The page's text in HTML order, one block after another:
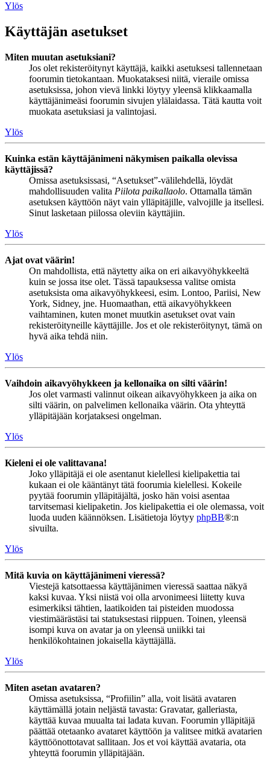
Ylös
Käyttäjän asetukset
Miten muutan asetuksiani?
Jos olet rekisteröitynyt käyttäjä, kaikki asetuksesi tallennetaan
foorumin tietokantaan. Muokataksesi niitä, vieraile omissa
asetuksissa, johon vievä linkki löytyy yleensä klikkaamalla
käyttäjänimeäsi foorumin sivujen ylälaidassa. Tätä kautta voit
muokata asetuksiasi ja valintojasi.
Ylös
Kuinka estän käyttäjänimeni näkymisen paikalla olevissa
käyttäjissä?
Omissa asetuksissasi, “Asetukset”-välilehdellä, löydät
mahdollisuuden valita Piilota paikallaolo. Ottamalla tämän
asetuksen käyttöön näyt vain ylläpitäjille, valvojille ja itsellesi.
Sinut lasketaan piilossa oleviin käyttäjiin.
Ylös
Ajat ovat väärin!
On mahdollista, että näytetty aika on eri aikavyöhykkeeltä
kuin se jossa itse olet. Tässä tapauksessa valitse omista
asetuksista oma aikavyöhykkeesi, esim. Lontoo, Pariisi, New
York, Sidney, jne. Huomaathan, että aikavyöhykkeen
vaihtaminen, kuten monet muutkin asetukset ovat vain
rekisteröityneille käyttäjille. Jos et ole rekisteröitynyt, tämä on
hyvä aika tehdä niin.
Ylös
Vaihdoin aikavyöhykkeen ja kellonaika on silti väärin!
Jos olet varmasti valinnut oikean aikavyöhykkeen ja aika on
silti väärin, on palvelimen kellonaika väärin. Ota yhteyttä
ylläpitäjään korjataksesi ongelman.
Ylös
Kieleni ei ole valittavana!
Joko ylläpitäjä ei ole asentanut kielellesi kielipakettia tai
kukaan ei ole kääntänyt tätä foorumia kielellesi. Kokeile
pyytää foorumin ylläpitäjältä, josko hän voisi asentaa
tarvitsemasi kielipaketin. Jos kielipakettia ei ole olemassa, voit
luoda uuden käännöksen. Lisätietoja löytyy phpBB®:n
sivuilta.
Ylös
Mitä kuvia on käyttäjänimeni vieressä?
Viestejä katsottaessa käyttäjänimen vieressä saattaa näkyä
kaksi kuvaa. Yksi niistä voi olla arvonimeesi liitetty kuva
esimerkiksi tähtien, laatikoiden tai pisteiden muodossa
viestimäärästäsi tai statuksestasi riippuen. Toinen, yleensä
isompi kuva on avatar ja on yleensä uniikki tai
henkilökohtainen jokaisella käyttäjällä.
Ylös
Miten asetan avataren?
Omissa asetuksissa, “Profiilin” alla, voit lisätä avataren
käyttämällä jotain neljästä tavasta: Gravatar, galleriasta,
käyttää kuvaa muualta tai ladata kuvan. Foorumin ylläpitäjä
päättää otetaanko avataret käyttöön ja valitsee mitkä avatarien
käyttöönottotavat sallitaan. Jos et voi käyttää avataria, ota
yhteyttä foorumin ylläpitäjään.